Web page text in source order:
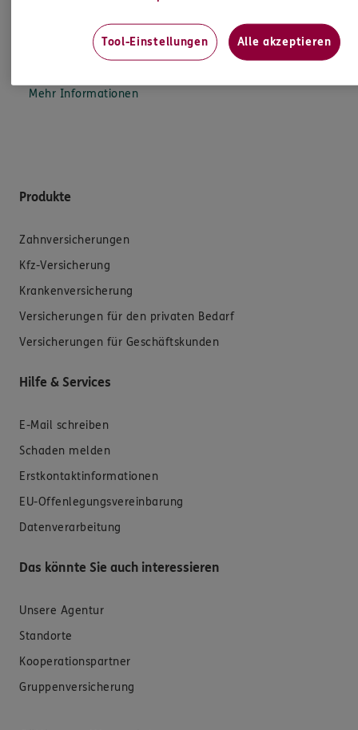
sowie auch gesetzliche Regelungen halten mich
dazu an. Ich biete Beratung an, für die
Versicherungsvermittlung erhalte ich Provision,
ferner sonstige Zuwendungen.
Mehr Informationen
Produkte
Zahnversicherungen
Kfz-Versicherung
Krankenversicherung
Versicherungen für den privaten Bedarf
Versicherungen für Geschäftskunden
Hilfe & Services
E-Mail schreiben
Schaden melden
Erstkontaktinformationen
EU-Offenlegungsvereinbarung
Datenverarbeitung
Das könnte Sie auch interessieren
Unsere Agentur
Standorte
Kooperationspartner
Gruppenversicherung
Tool-Einstellungen Alle akzeptieren